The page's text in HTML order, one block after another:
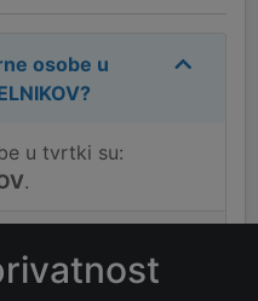
osobe u
?
u tvrtki su:
.